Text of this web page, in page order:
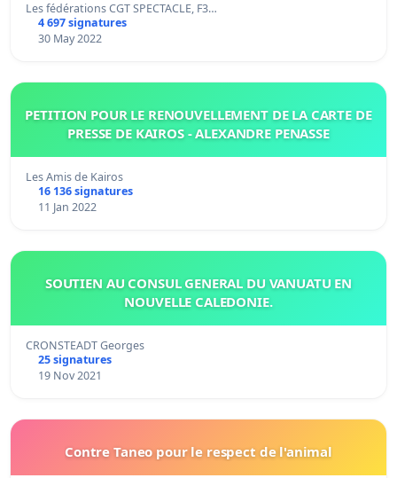
Les fédérations CGT SPECTACLE, F3…
4 697 signatures
30 May 2022
PETITION POUR LE RENOUVELLEMENT DE LA CARTE DE
PRESSE DE KAIROS - ALEXANDRE PENASSE
Les Amis de Kairos
16 136 signatures
11 Jan 2022
SOUTIEN AU CONSUL GENERAL DU VANUATU EN
NOUVELLE CALEDONIE.
CRONSTEADT Georges
25 signatures
19 Nov 2021
Contre Taneo pour le respect de l'animal